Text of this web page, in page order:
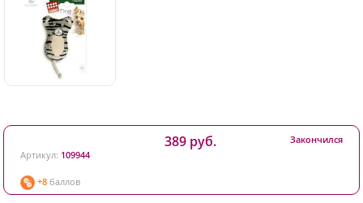
Артикул: 109944
+8 баллов
389 руб. Закончился